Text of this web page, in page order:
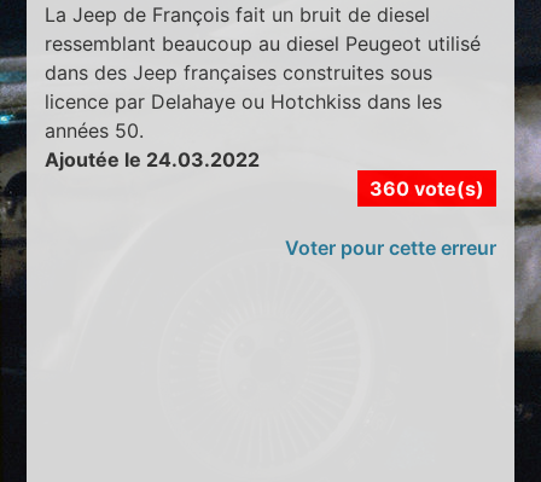
La Jeep de François fait un bruit de diesel
ressemblant beaucoup au diesel Peugeot utilisé
dans des Jeep françaises construites sous
licence par Delahaye ou Hotchkiss dans les
années 50.
Ajoutée le 24.03.2022
360 vote(s)
Voter pour cette erreur